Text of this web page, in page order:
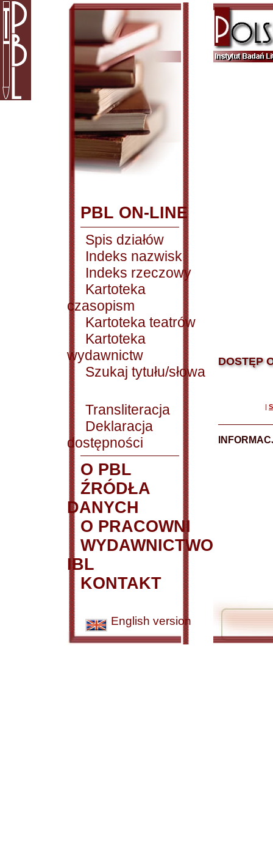
PBL ON-LINE
Spis działów
Indeks nazwisk
Indeks rzeczowy
Kartoteka
czasopism
Kartoteka teatrów
Kartoteka
wydawnictw
Szukaj tytułu/słowa
Transliteracja
Deklaracja
dostępności
O PBL
ŹRÓDŁA
DANYCH
O PRACOWNI
WYDAWNICTWO
IBL
KONTAKT
English version
DOSTĘP
|